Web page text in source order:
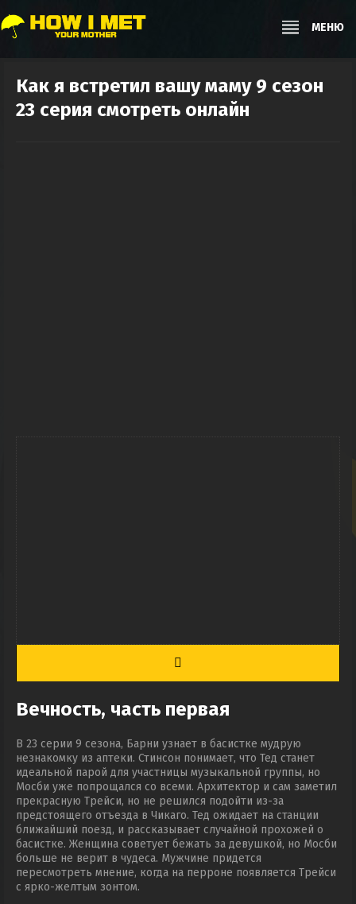
МЕНЮ
Как я встретил вашу маму 9 сезон
23 серия смотреть онлайн
Вечность, часть первая
В 23 серии 9 сезона, Барни узнает в басистке мудрую
незнакомку из аптеки. Стинсон понимает, что Тед станет
идеальной парой для участницы музыкальной группы, но
Мосби уже попрощался со всеми. Архитектор и сам заметил
прекрасную Трейси, но не решился подойти из-за
предстоящего отъезда в Чикаго. Тед ожидает на станции
ближайший поезд, и рассказывает случайной прохожей о
басистке. Женщина советует бежать за девушкой, но Мосби
больше не верит в чудеса. Мужчине придется
пересмотреть мнение, когда на перроне появляется Трейси
с ярко-желтым зонтом.